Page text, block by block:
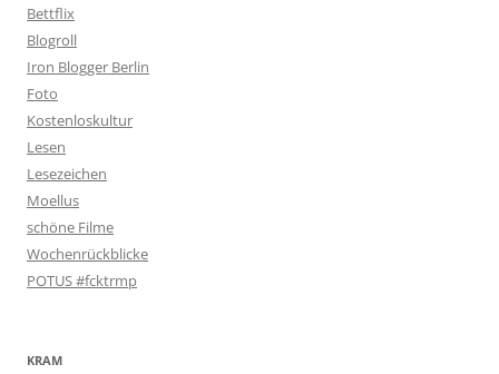
Bettflix
Blogroll
Iron Blogger Berlin
Foto
Kostenloskultur
Lesen
Lesezeichen
Moellus
schöne Filme
Wochenrückblicke
POTUS #fcktrmp
KRAM